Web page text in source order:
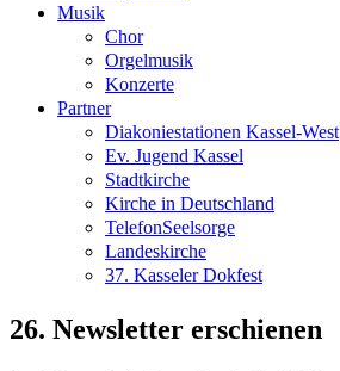
Musik
Chor
Orgelmusik
Konzerte
Partner
Diakoniestationen Kassel-West
Ev. Jugend Kassel
Stadtkirche
Kirche in Deutschland
TelefonSeelsorge
Landeskirche
37. Kasseler Dokfest
26. Newsletter erschienen